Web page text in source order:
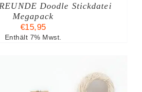
Doodle Stickdatei
Megapack
€15,95
Enthält 7% Mwst.